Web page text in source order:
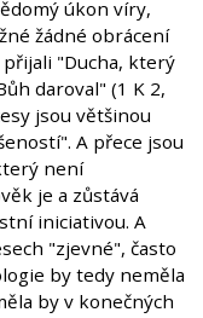
úkon víry,
žádné obrácení
"Ducha, který
daroval" (1 K 2,
jsou většinou
A přece jsou
není
je a zůstává
iniciativou. A
"zjevné", často
by tedy neměla
by v konečných